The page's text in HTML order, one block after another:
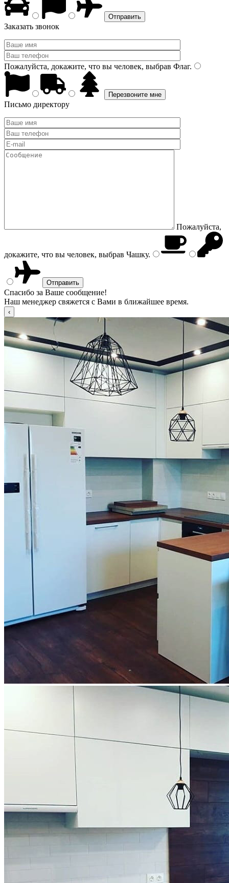
Заказать звонок
Пожалуйста, докажите, что вы человек, выбрав Флаг.
Письмо директору
Пожалуйста,
докажите, что вы человек, выбрав Чашку.
Спасибо за Ваше сообщение!
Наш менеджер свяжется с Вами в ближайшее время.